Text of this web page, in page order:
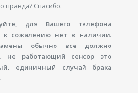
правда? Спасибо.
для Вашего телефона
к сожалению нет в наличии.
обычно все должно
не работающий сенсор это
единичный случай брака